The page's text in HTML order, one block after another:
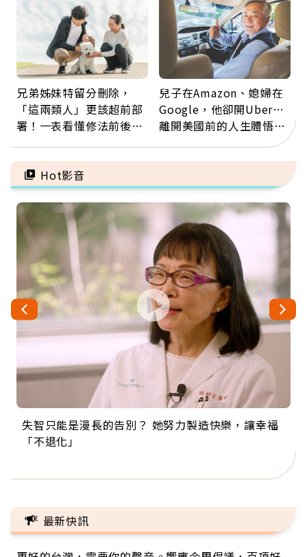
兄弟姊妹特留分刪除，
「這兩類人」更該超前部
署！一表看懂修法前後差
更多
兒子在Amazon、媳婦在
Google，他卻開Uber…
離開美國前的人生體悟：
Hot影音
失智只能是漫長的告別？ 她努力製造快樂，讓幸福
「不退化」
來自剛果的巧克力神父 為台灣奉獻36年 「台灣是我
的家，我連作夢都講台語！」
63歲卸矽谷副總、搬回台灣找快樂！「蛋黃哥小
丑」走進安養院，逗樂上萬爺奶：退休後才開始真
104歲打破金氏世界紀錄 成為全球最年長羽球選
手，分享長壽的秘密原來是「這個」
事業巔峰他選擇追夢…黑手阿伯拉小提琴還登上小
巨蛋！連CNN都大讚！
最新快訊